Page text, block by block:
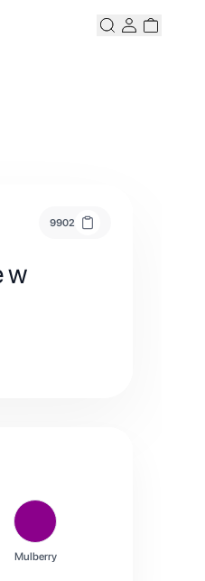
PretražiKorisnicki
9902
w
Mulberry